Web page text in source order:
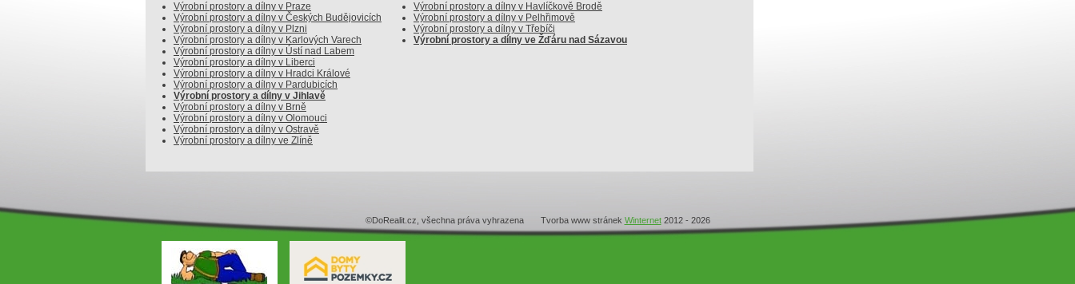
Výrobní prostory a dílny v Praze
Výrobní prostory a dílny v Českých Budějovicích
Výrobní prostory a dílny v Plzni
Výrobní prostory a dílny v Karlových Varech
Výrobní prostory a dílny v Ústí nad Labem
Výrobní prostory a dílny v Liberci
Výrobní prostory a dílny v Hradci Králové
Výrobní prostory a dílny v Pardubicích
Výrobní prostory a dílny v Jihlavě
Výrobní prostory a dílny v Brně
Výrobní prostory a dílny v Olomouci
Výrobní prostory a dílny v Ostravě
Výrobní prostory a dílny ve Zlíně
Výrobní prostory a dílny v Havlíčkově Brodě
Výrobní prostory a dílny v Pelhřimově
Výrobní prostory a dílny v Třebíči
Výrobní prostory a dílny ve Žďáru nad Sázavou
©DoRealit.cz, všechna práva vyhrazena Tvorba www stránek Winternet2012 - 2026